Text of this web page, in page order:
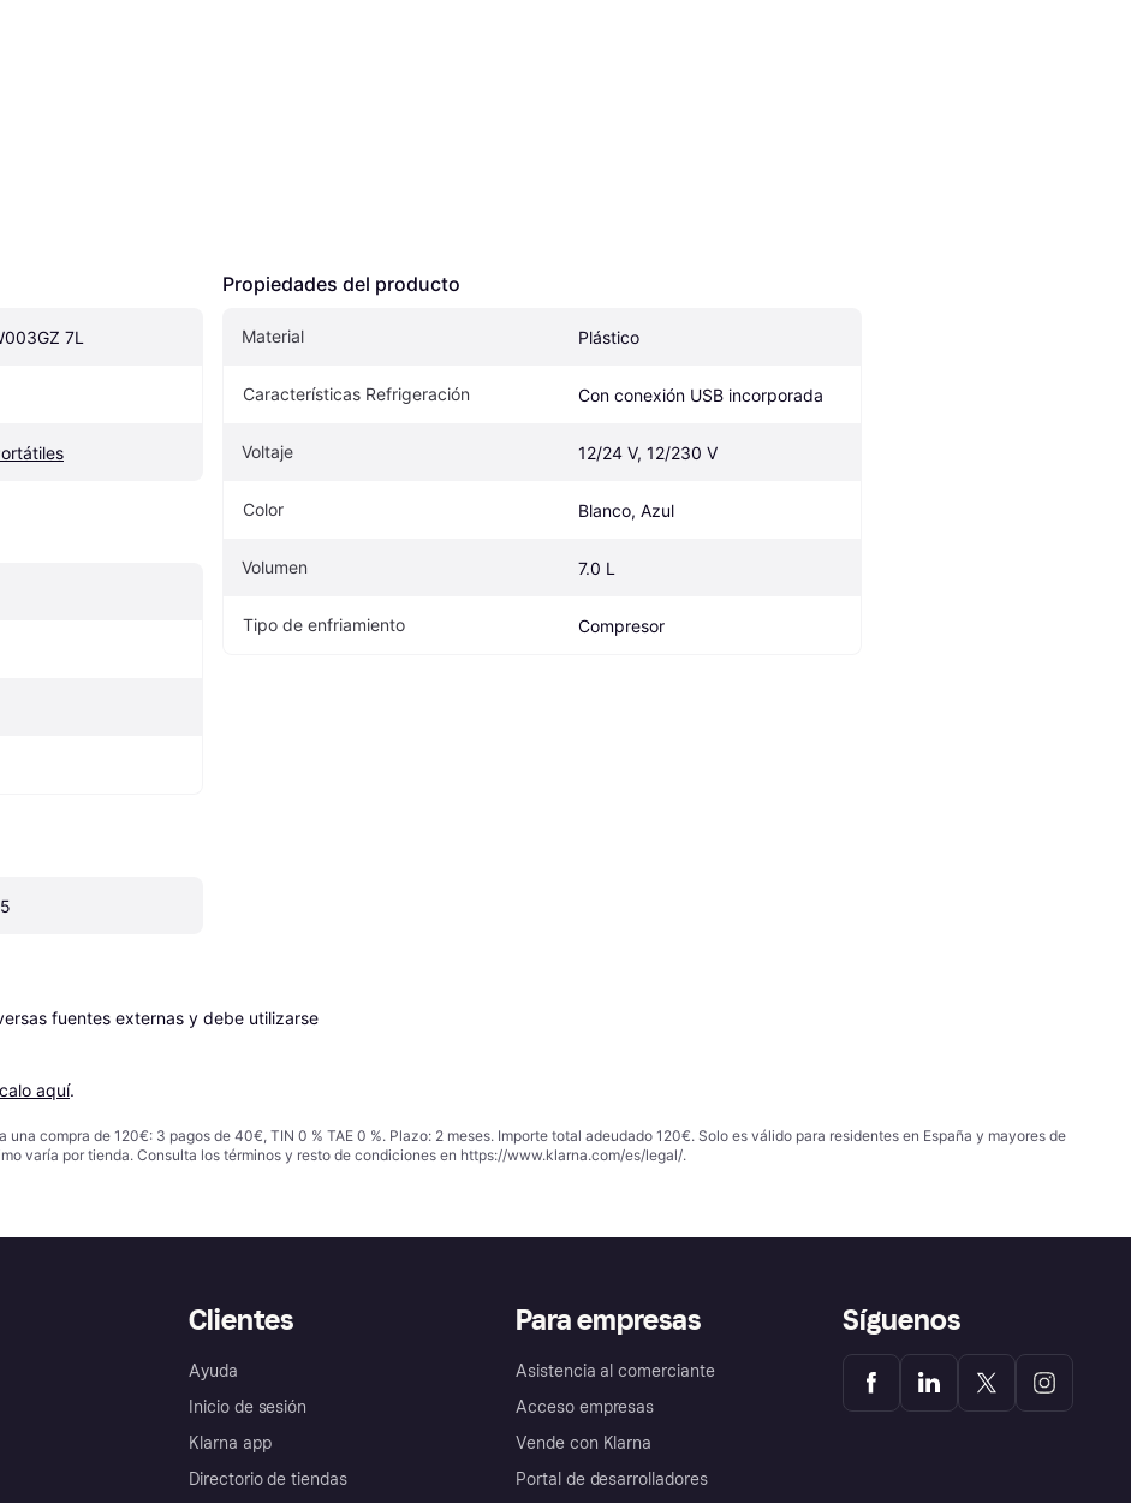
7L
Propiedades del producto
Material Plástico
Características Refrigeración Con conexión USB incorporada
Voltaje 12/24 V, 12/230 V
Color Blanco, Azul
Volumen 7.0 L
Tipo de enfriamiento Compresor
fuentes externas y debe utilizarse
aquí.
compra de 120€: 3 pagos de 40€, TIN 0 % TAE 0 %. Plazo: 2 meses. Importe total adeudado 120€. Solo es válido para residentes en España y mayores de
varía por tienda. Consulta los términos y resto de condiciones en https://www.klarna.com/es/legal/.
Clientes
Ayuda
Inicio de sesión
Klarna app
Directorio de tiendas
Para empresas
Asistencia al comerciante
Acceso empresas
Vende con Klarna
Portal de desarrolladores
Síguenos